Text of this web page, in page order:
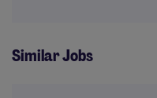
Similar Jobs